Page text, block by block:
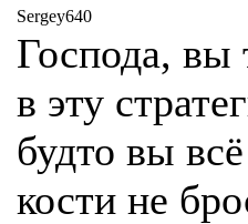
Sergey640
Господа, вы
в эту
будто вы
кости не